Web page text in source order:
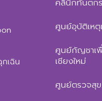
เฉิน
ศูนย์อุบัติเหตุ
ศูนย์กัญชาเ
เชียงใหม่
ศูนย์ตรวจสุข